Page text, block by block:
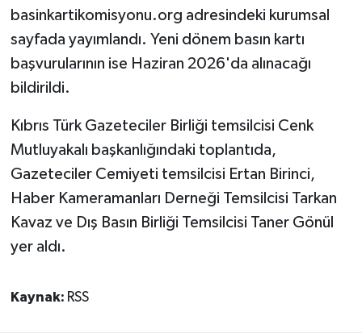
basinkartikomisyonu.org adresindeki kurumsal
sayfada yayımlandı. Yeni dönem basın kartı
başvurularının ise Haziran 2026'da alınacağı
bildirildi.
Kıbrıs Türk Gazeteciler Birliği temsilcisi Cenk
Mutluyakalı başkanlığındaki toplantıda,
Gazeteciler Cemiyeti temsilcisi Ertan Birinci,
Haber Kameramanları Derneği Temsilcisi Tarkan
Kavaz ve Dış Basın Birliği Temsilcisi Taner Gönül
yer aldı.
Kaynak: RSS